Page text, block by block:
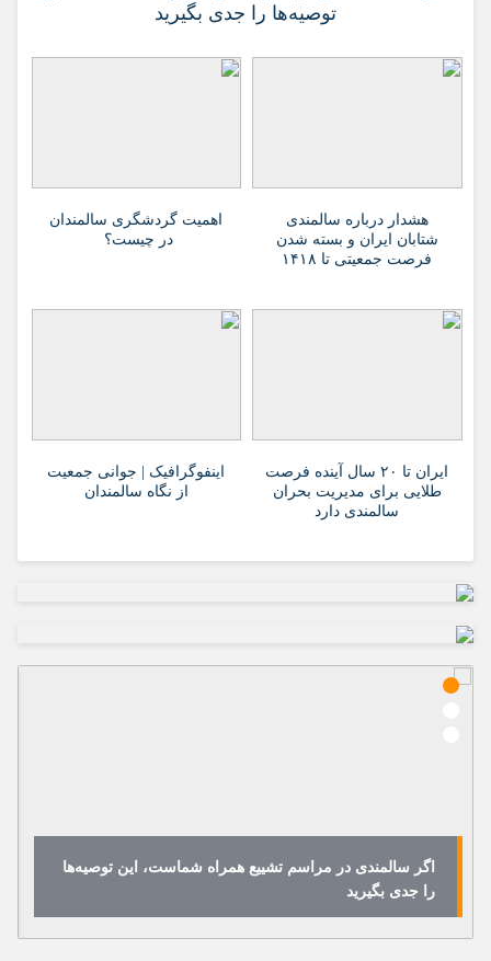
توصیه‌ها را جدی بگیرید
هشدار درباره سالمندی
شتابان ایران و بسته شدن
فرصت جمعیتی تا ۱۴۱۸
اهمیت گردشگری سالمندان
در چیست؟
ایران تا ۲۰ سال آینده فرصت
طلایی برای مدیریت بحران
سالمندی دارد
اینفوگرافیک | جوانی جمعیت
از نگاه سالمندان
اگر سالمندی در مراسم تشییع همراه شماست، این توصیه‌ها
را جدی بگیرید